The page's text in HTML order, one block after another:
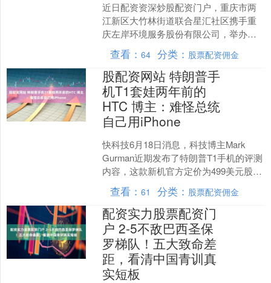
近日配资资深炒股配资门户，重庆市两
江新区大竹林街道联合星汇社区携手重
庆左岸环境服务股份有限公司，举办了
回收焕新生 分类新时尚再生资源回收主
题融合活动，把传统端午....
查看：64 分类： 股票配资佣金
股配资网站 特朗普手
机T1套娃两年前的
HTC 博主：难怪总统
自己用iPhone
快科技6月18日消息，科技博主Mark
Gurman近期发布了特朗普T1手机的评测
内容，这款新机官方定价为499美元股配
资网站，折算成人民币大约3400元，此
前....
查看：61 分类： 股票配资佣金
配资实力股票配资门
户 2-5不敌巴西圣保
罗梯队！五大致命差
距，看清中国青训真
实短板